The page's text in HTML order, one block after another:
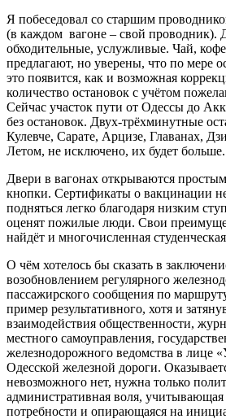
Я побеседовал со старшим
(в каждом вагоне – свой проводник).
обходительные, услужливые. Чай,
предлагают, но уверены, что по мере
это появится, как и возможная
количество остановок с учётом
Сейчас участок пути от Одессы до
без остановок. Двух-трёхминутные
Кулевче, Сарате, Арцизе, Главанах,
Летом, не исключено, их будет больше.
Двери в вагонах открываются
кнопки. Сертификаты о вакцинации
подняться легко благодаря низким
оценят пожилые люди. Свои
найдёт и многочисленная
О чём хотелось бы сказать в
возобновлением регулярного
пассажирского сообщения по
пример результативного, хотя и
взаимодействия общественности,
местного самоуправления,
железнодорожного ведомства в лице
Одесской железной дороги.
невозможного нет, нужна только
административная воля,
потребности и опирающаяся на